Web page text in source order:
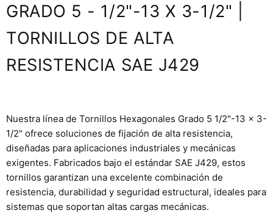
GRADO 5 - 1/2"-13 X 3-1/2" |
TORNILLOS DE ALTA
RESISTENCIA SAE J429
Nuestra línea de Tornillos Hexagonales Grado 5 1/2"-13 x 3-
1/2" ofrece soluciones de fijación de alta resistencia,
diseñadas para aplicaciones industriales y mecánicas
exigentes. Fabricados bajo el estándar SAE J429, estos
tornillos garantizan una excelente combinación de
resistencia, durabilidad y seguridad estructural, ideales para
sistemas que soportan altas cargas mecánicas.